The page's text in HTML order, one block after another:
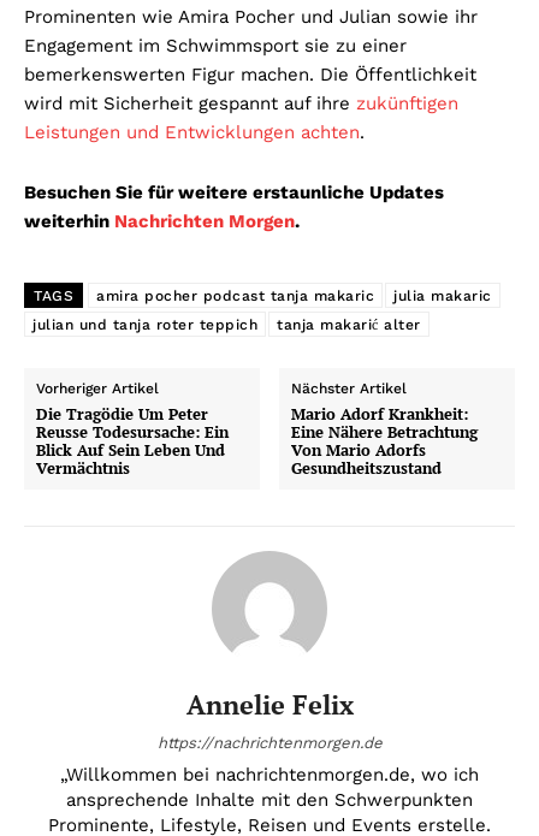
Prominenten wie Amira Pocher und Julian sowie ihr
Engagement im Schwimmsport sie zu einer
bemerkenswerten Figur machen. Die Öffentlichkeit
wird mit Sicherheit gespannt auf ihre zukünftigen
Leistungen und Entwicklungen achten.
Besuchen Sie für weitere erstaunliche Updates
weiterhin Nachrichten Morgen.
TAGS amira pocher podcast tanja makaric
julia makaric
julian und tanja roter teppich
tanja makarić alter
Vorheriger Artikel
Die Tragödie Um Peter
Reusse Todesursache: Ein
Blick Auf Sein Leben Und
Vermächtnis
Nächster Artikel
Mario Adorf Krankheit:
Eine Nähere Betrachtung
Von Mario Adorfs
Gesundheitszustand
Annelie Felix
https://nachrichtenmorgen.de
„Willkommen bei nachrichtenmorgen.de, wo ich
ansprechende Inhalte mit den Schwerpunkten
Prominente, Lifestyle, Reisen und Events erstelle.